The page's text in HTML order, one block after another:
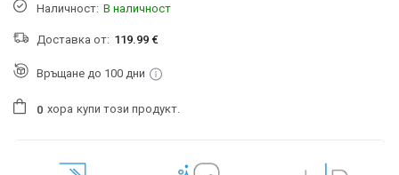
Наличност: В наличност
Доставка от: 119.99 €
Връщане до 100 дни
0 хора купи този продукт.